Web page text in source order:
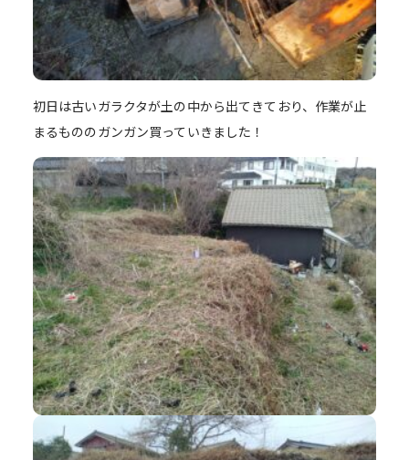
初日は古いガラクタが土の中から出てきており、作業が止
まるもののガンガン買っていきました！